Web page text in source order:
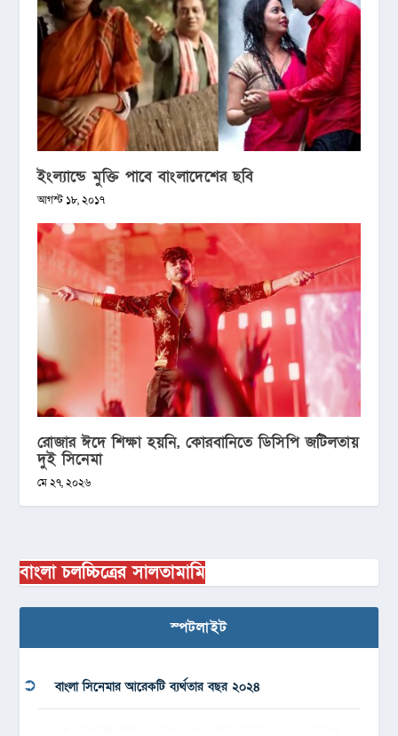
ইংল্যান্ডে মুক্তি পাবে বাংলাদেশের ছবি
আগস্ট ১৮, ২০১৭
রোজার ঈদে শিক্ষা হয়নি, কোরবানিতে ডিসিপি জটিলতায়
দুই সিনেমা
মে ২৭, ২০২৬
বাংলা চলচ্চিত্রের সালতামামি
স্পটলাইট
বাংলা সিনেমার আরেকটি ব্যর্থতার বছর ২০২৪